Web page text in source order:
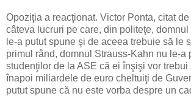
Opoziţia a reacţionat. Victor Ponta, citat de
câteva lucruri pe care, din politeţe,
le-a putut spune şi de aceea trebuie să le
primul rând, domnul Strauss-Kahn nu le-a
studenţilor de la ASE că ei înşişi vor trebui
înapoi miliardele de euro cheltuiţi de
putut spune că nu este vorba despre un